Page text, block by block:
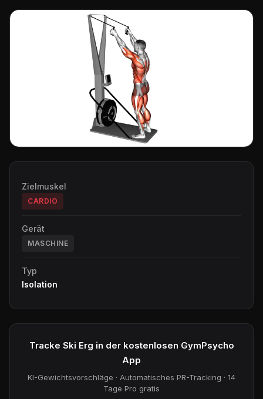
Zielmuskel
CARDIO
Gerät
MASCHINE
Typ
Isolation
Tracke Ski Erg in der kostenlosen GymPsycho
App
KI-Gewichtsvorschläge · Automatisches PR-Tracking · 14
Tage Pro gratis